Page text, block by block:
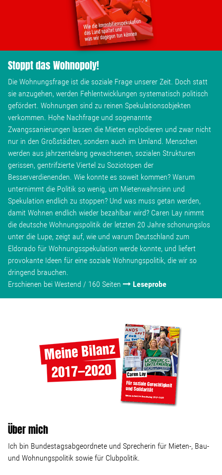
Stoppt das Wohnopoly!
Die Wohnungsfrage ist die soziale Frage unserer Zeit. Doch statt
sie anzugehen, werden Fehlentwicklungen systematisch politisch
gefördert. Wohnungen sind zu reinen Spekulationsobjekten
verkommen. Hohe Nachfrage und sogenannte
Zwangssanierungen lassen die Mieten explodieren und zwar nicht
nur in den Großstädten, sondern auch im Umland. Menschen
werden aus jahrzentelang gewachsenen, sozialen Strukturen
gerissen, gentrifzierte Viertel zu Soziotopen der
Besserverdienenden. Wie konnte es soweit kommen? Warum
unternimmt die Politik so wenig, um Mietenwahnsinn und
Spekulation endlich zu stoppen? Und was muss getan werden,
damit Wohnen endlich wieder bezahlbar wird? Caren Lay nimmt
die deutsche Wohnungspolitik der letzten 20 Jahre schonungslos
unter die Lupe, zeigt auf, wie und warum Deutschland zum
Eldorado für Wohnungsspekulation werde konnte, und liefert
provokante Ideen für eine soziale Wohnungspolitik, die wir so
dringend brauchen.
Erschienen bei Westend / 160 Seiten
Leseprobe
Über mich
Ich bin Bundestagsabgeordnete und Sprecherin für Mieten-, Bau-
und Wohnungspolitik sowie für Clubpolitik.